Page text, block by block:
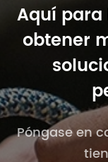
Aquí
obtener
Póngase en